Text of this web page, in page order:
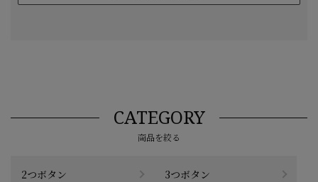
CATEGORY
商品を絞る
2つボタン 3つボタン